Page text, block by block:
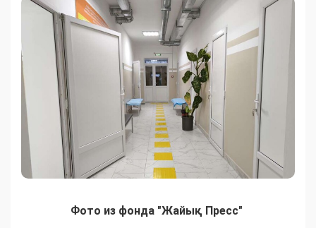
Фото из фонда "Жайық Пресс"